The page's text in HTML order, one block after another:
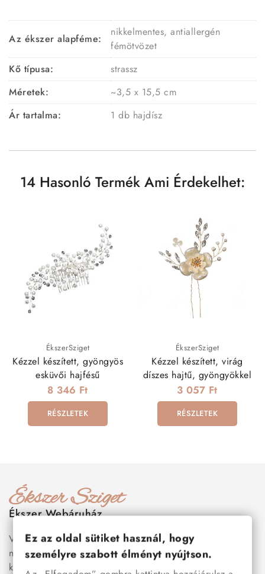
Az ékszer alapféme:
nikkelmentes, antiallergén
fémötvözet
Kő típusa:
strassz
Méretek:
~3,5 x 15,5 cm
Ár tartalma:
1 db hajdísz
14 Hasonló Termék Ami Érdekelhet:
ÉkszerSziget
Kézzel készített, gyöngyös
esküvői hajfésű
8 346 Ft
RÉSZLETEK
ÉkszerSziget
Kézzel készített, virág
díszes hajtű, gyöngyökkel
3 057 Ft
RÉSZLETEK
Ékszer Webáruház
Válogass több száz prémium minőségű, stílusos és tartós
nemesacél ékszer és orvosi fém ékszer közül, amelyek
között megtalálhatók a legnépszerűbb darabok is:
Ez az oldal sütiket használ, hogy
személyre szabott élményt nyújtson.